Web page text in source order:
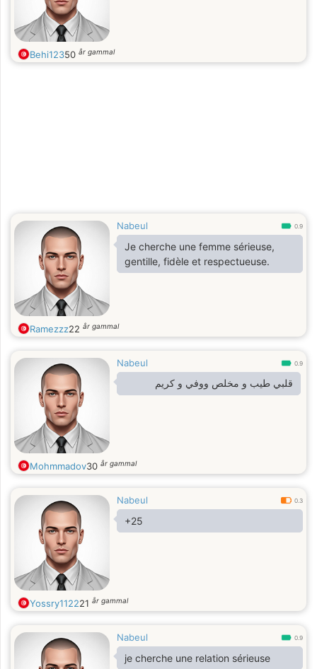
Behi12350 år gammal
Nabeul 0.9
Je cherche une femme sérieuse,
gentille, fidèle et respectueuse.
Ramezzz22 år gammal
Nabeul 0.9
قلبي طيب و مخلص ووفي و كريم
Mohmmadov30 år gammal
Nabeul 0.3
+25
Yossry112221 år gammal
Nabeul 0.9
je cherche une relation sérieuse